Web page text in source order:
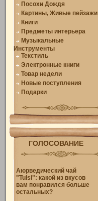
Посохи Дождя
Картины, Живые пейзажи
Книги
Предметы интерьера
Музыкальные
Инструменты
Текстиль
Электронные книги
Товар недели
Новые поступления
Подарки
ГОЛОСОВАНИЕ
Аюрведический чай
"Tulsi": какой из вкусов
вам понравился больше
остальных?